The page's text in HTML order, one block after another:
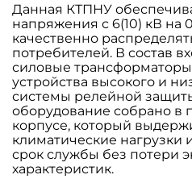
Данная КТПНУ
напряжения с 6(10) кВ на
качественно
потребителей. В состав
силовые
устройства высокого и
системы релейной
оборудование собрано
корпусе, который
климатические нагрузки
срок службы без потери
характеристик.